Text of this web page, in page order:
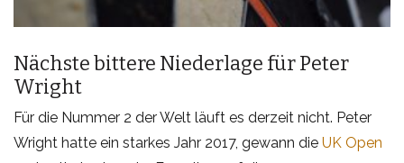
Nächste bittere Niederlage für Peter
Wright
Für die Nummer 2 der Welt läuft es derzeit nicht. Peter
Wright hatte ein starkes Jahr 2017, gewann die UK Open